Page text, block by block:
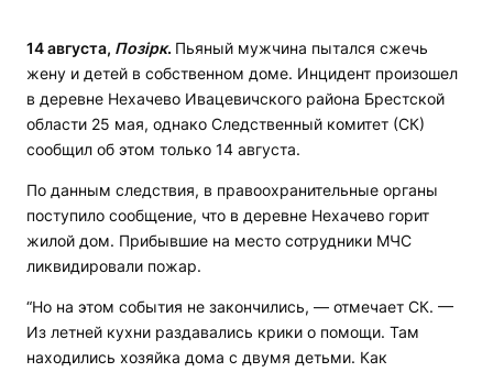
14 августа, Позірк. Пьяный мужчина пытался сжечь
жену и детей в собственном доме. Инцидент произошел
в деревне Нехачево Ивацевичского района Брестской
области 25 мая, однако Следственный комитет (СК)
сообщил об этом только 14 августа.
По данным следствия, в правоохранительные органы
поступило сообщение, что в деревне Нехачево горит
жилой дом. Прибывшие на место сотрудники МЧС
ликвидировали пожар.
“Но на этом события не закончились, — отмечает СК. —
Из летней кухни раздавались крики о помощи. Там
находились хозяйка дома с двумя детьми. Как